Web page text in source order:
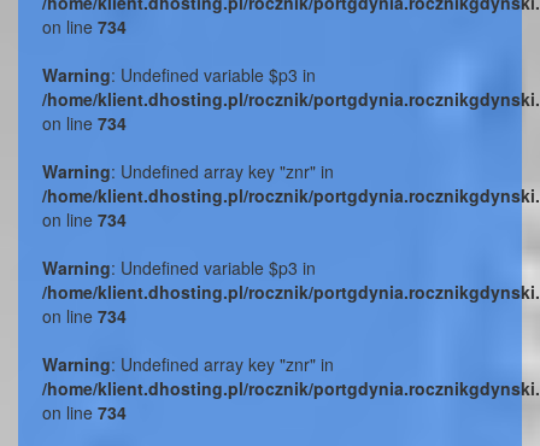
on line 734
Warning: Undefined variable $p3 in
/home/klient.dhosting.pl/rocznik/
on line 734
Warning: Undefined array key "znr" in
/home/klient.dhosting.pl/rocznik/
on line 734
Warning: Undefined variable $p3 in
/home/klient.dhosting.pl/rocznik/
on line 734
Warning: Undefined array key "znr" in
/home/klient.dhosting.pl/rocznik/
on line 734